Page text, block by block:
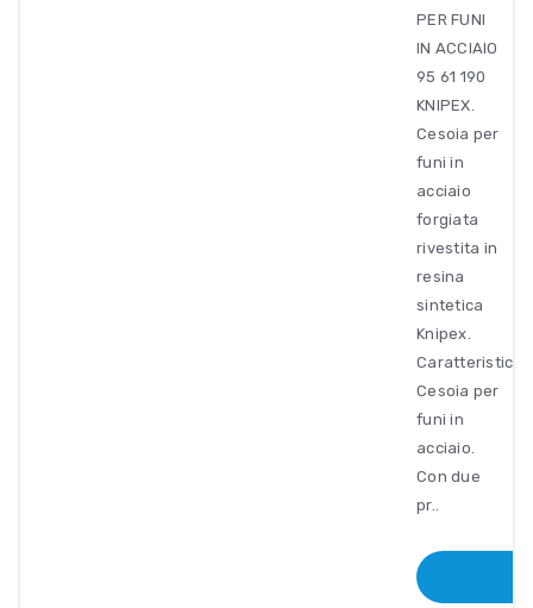
PER FUNI
IN ACCIAIO
95 61 190
KNIPEX.
Cesoia per
funi in
acciaio
forgiata
rivestita in
resina
sintetica
Knipex.
Cesoia per
funi in
acciaio.
Con due
pr..